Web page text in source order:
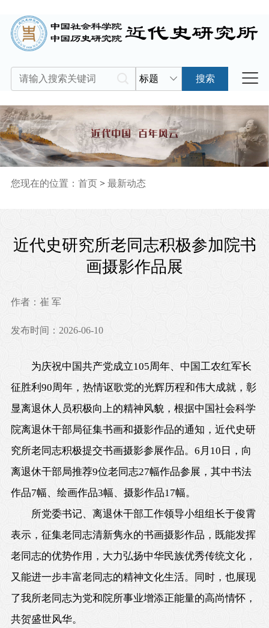
标题 搜索
您现在的位置： 首页> 最新动态
近代史研究所老同志积极参加院书
画摄影作品展
作者：崔 军
发布时间：2026-06-10
为庆祝中国共产党成立105周年、中国工农红军长
征胜利90周年，热情讴歌党的光辉历程和伟大成就，彰
显离退休人员积极向上的精神风貌，根据中国社会科学
院离退休干部局征集书画和摄影作品的通知，近代史研
究所老同志积极提交书画摄影参展作品。6月10日，向
离退休干部局推荐9位老同志27幅作品参展，其中书法
作品7幅、绘画作品3幅、摄影作品17幅。
所党委书记、离退休干部工作领导小组组长于俊霄
表示，征集老同志清新隽永的书画摄影作品，既能发挥
老同志的优势作用，大力弘扬中华民族优秀传统文化，
又能进一步丰富老同志的精神文化生活。同时，也展现
了我所老同志为党和院所事业增添正能量的高尚情怀，
共贺盛世风华。